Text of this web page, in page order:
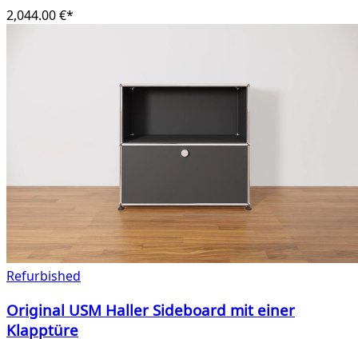
2,044.00 €*
Refurbished
Original USM Haller Sideboard mit einer
Klapptüre